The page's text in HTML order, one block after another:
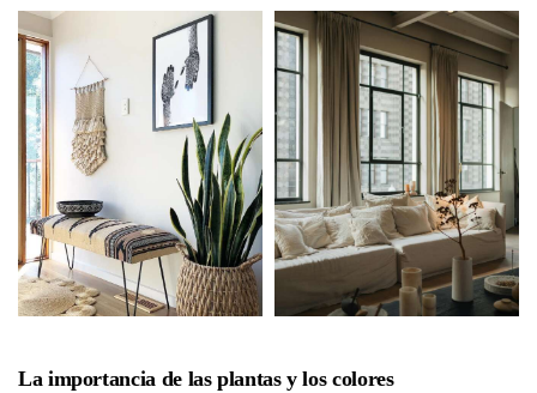
La importancia de las plantas y los colores